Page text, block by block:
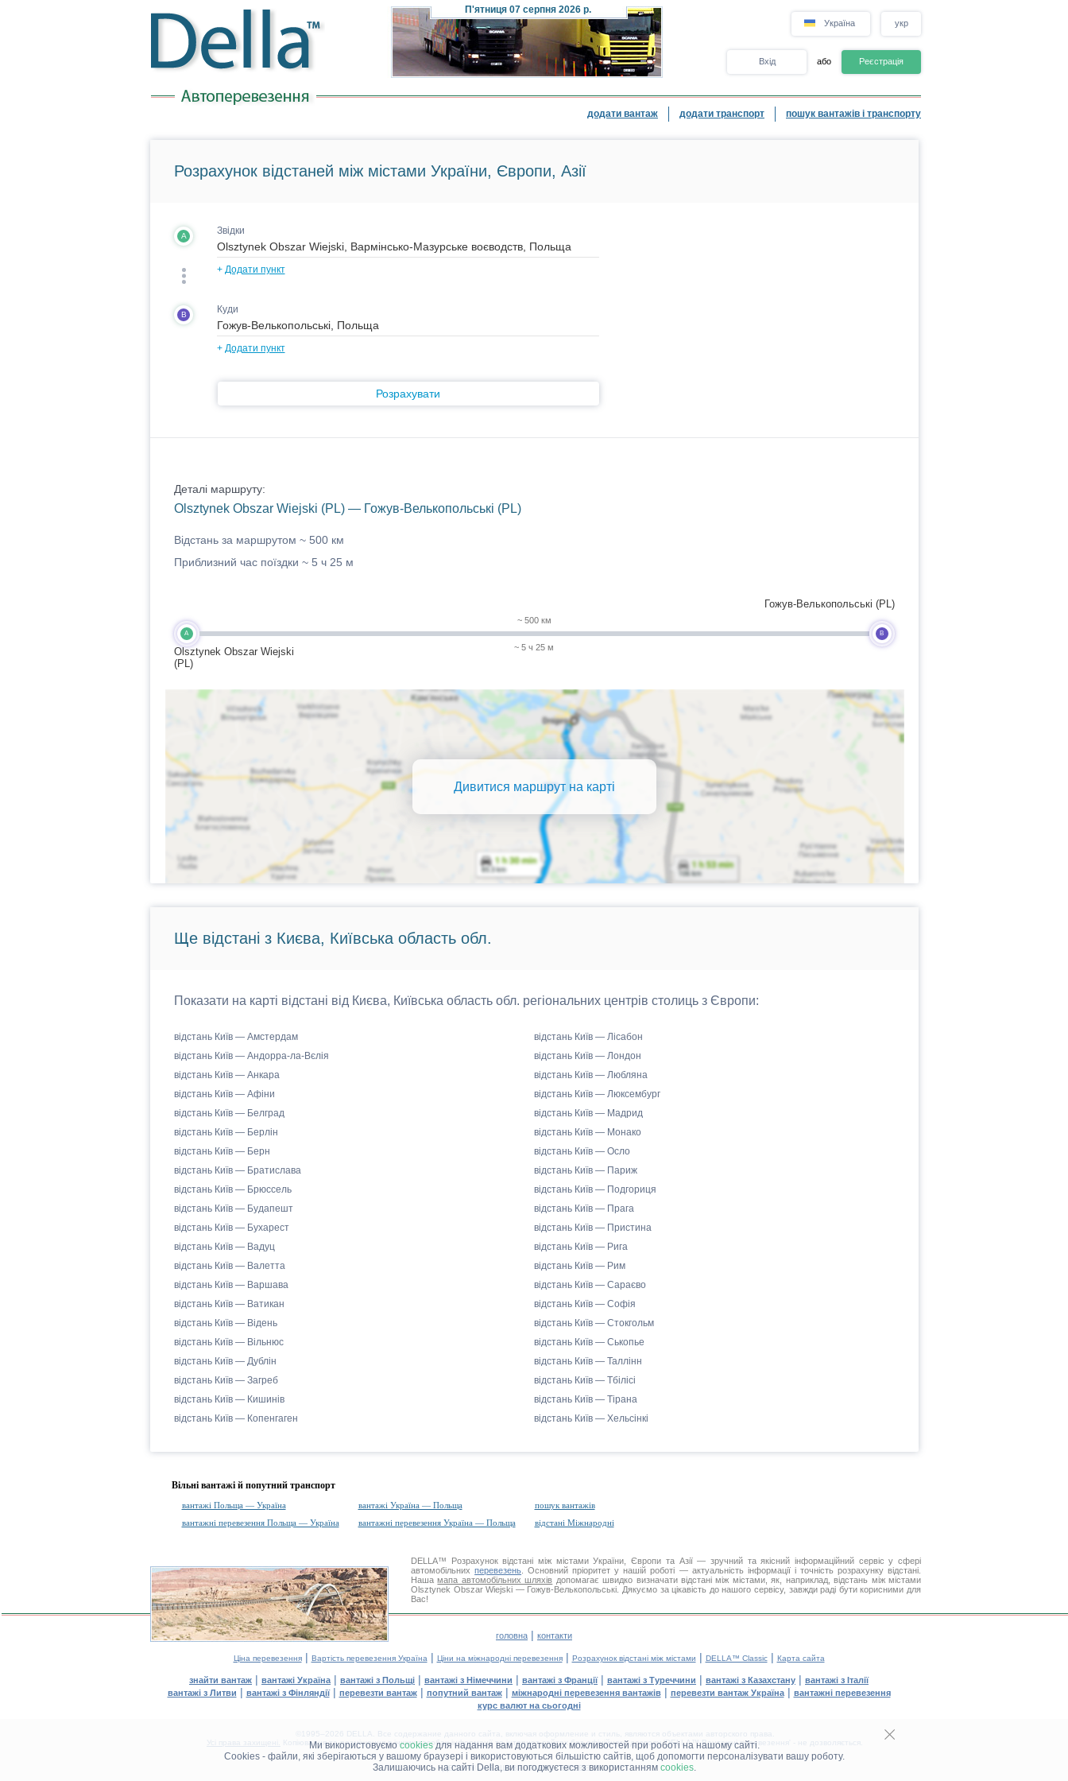
П'ятниця07 серпня 2026 р.
Україна укр
Вхід або Реєстрація
додати вантаж додати транспорт пошук вантажів і транспорту
Ми використовуємо cookiesдля надання вам додаткових можливостей при роботі на нашому сайті.
Cookies - файли, які зберігаються у вашому браузері і використовуються більшістю сайтів, щоб допомогти персоналізувати вашу роботу.
Залишаючись на сайті Della, ви погоджуєтеся з використанням cookies.
Розрахунок відстаней між містами України, Європи, Азії
A Звідки
+ Додати пункт
B Куди
+ Додати пункт
Розрахувати
Деталі маршруту:
Olsztynek Obszar Wiejski (PL) — Гожув-Велькопольські (PL)
Відстань за маршрутом ~ 500 км
Приблизний час поїздки ~ 5 ч 25 м
A
Olsztynek Obszar Wiejski
(PL)
~ 500 км
~ 5 ч 25 м
B
Гожув-Велькопольські (PL)
Дивитися маршрут на карті
Ще відстані з Києва, Київська область обл.
Показати на карті відстані від Києва, Київська область обл. регіональних центрів столиць з Європи:
відстань Київ — Амстердам
відстань Київ — Андорра-ла-Вєлія
відстань Київ — Анкара
відстань Київ — Афіни
відстань Київ — Белград
відстань Київ — Берлін
відстань Київ — Берн
відстань Київ — Братислава
відстань Київ — Брюссель
відстань Київ — Будапешт
відстань Київ — Бухарест
відстань Київ — Вадуц
відстань Київ — Валетта
відстань Київ — Варшава
відстань Київ — Ватикан
відстань Київ — Відень
відстань Київ — Вільнюс
відстань Київ — Дублін
відстань Київ — Загреб
відстань Київ — Кишинів
відстань Київ — Копенгаген
відстань Київ — Лісабон
відстань Київ — Лондон
відстань Київ — Любляна
відстань Київ — Люксембург
відстань Київ — Мадрид
відстань Київ — Монако
відстань Київ — Осло
відстань Київ — Париж
відстань Київ — Подгориця
відстань Київ — Прага
відстань Київ — Пристина
відстань Київ — Рига
відстань Київ — Рим
відстань Київ — Сараєво
відстань Київ — Софія
відстань Київ — Стокгольм
відстань Київ — Ськопье
відстань Київ — Таллінн
відстань Київ — Тбілісі
відстань Київ — Тірана
відстань Київ — Хельсінкі
Вільні вантажі й попутний транспорт
вантажі Польща — Україна вантажі Україна — Польща
пошук вантажів
вантажні перевезення Польща — Україна
вантажні перевезення Україна — Польща відстані Міжнародні
DELLA™ Розрахунок відстані між містами України, Європи та Азії — зручний та якісний інформаційний сервіс у сфері
автомобільнихперевезень . Основний пріоритет у нашій роботі — актуальність інформації і точність розрахунку відстані.
Нашамапа автомобільних шляхів допомагає швидко визначати відстані між містами, як, наприклад, відстань між містами
Olsztynek Obszar Wiejski — Гожув-Велькопольські. Дякуємо за цікавість до нашого сервісу, завжди раді бути корисними для
Вас!
головна | контакти
Ціна перевезення| Вартість перевезення Україна | Ціни на міжнародні перевезення| Розрахунок відстані між містами | DELLA™ Classic| Карта сайта
знайти вантаж | вантажі Україна | вантажі з Польщі | вантажі з Німеччини | вантажі з Франції| вантажі з Туреччини | вантажі з Казахстану | вантажі з Італії
вантажі з Литви | вантажі з Фінляндії| перевезти вантаж| попутний вантаж| міжнародні перевезення вантажів| перевезти вантаж Україна| вантажні перевезення
курс валют на сьогодні
©1995–2026 DELLA. Все содержание данного сайта, включая оформление и стиль, являются объектами авторского права.
Усі права захищені.
Копіювання та розміщення в інших засобах інформації та інтернет-сайтах без офіційного дозволу 'DELLA™ Вантажні перевезення' - не дозволяється.
ДЕЛЛА® — ВАШІВАНТАЖНІ ПЕРЕВЕЗЕННЯ™!